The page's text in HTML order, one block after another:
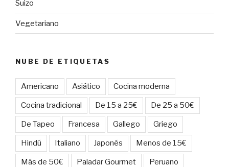
Suizo
Vegetariano
NUBE DE ETIQUETAS
Americano Asiático Cocina moderna
Cocina tradicional De 15 a 25€ De 25 a 50€
De Tapeo Francesa Gallego Griego
Hindú Italiano Japonés Menos de 15€
Más de 50€ Paladar Gourmet Peruano